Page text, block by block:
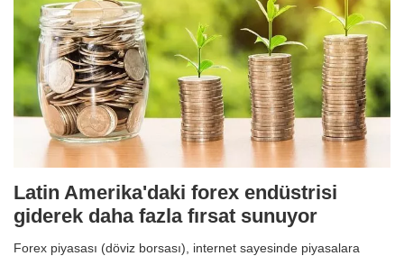
Latin Amerika'daki forex endüstrisi
giderek daha fazla fırsat sunuyor
Forex piyasası (döviz borsası), internet sayesinde piyasalara